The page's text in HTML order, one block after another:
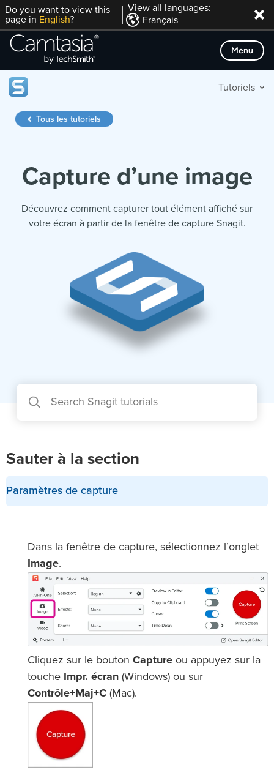
Passer
directement
contenu
Do you want to view this
page in English?
View all languages:
Français
Menu
Tutoriels
Tous les tutoriels
Capture d’une image
Découvrez comment capturer tout élément affiché sur
votre écran à partir de la fenêtre de capture Snagit.
Dans la fenêtre de capture, sélectionnez l’onglet
Image.
Cliquez sur le bouton Capture ou appuyez sur la
touche
Impr. écran (Windows) ou sur
Contrôle+Maj+C (Mac).
Sauter à la section
Paramètres de capture